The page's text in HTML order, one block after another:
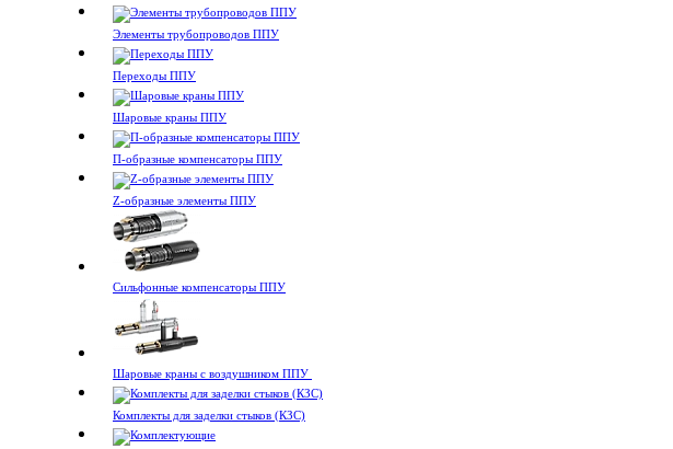
Элементы трубопроводов ППУ
Переходы ППУ
Шаровые краны ППУ
П-образные компенсаторы ППУ
Z-образные элементы ППУ
Сильфонные компенсаторы ППУ
Шаровые краны с воздушником ППУ
Комплекты для заделки стыков (КЗС)